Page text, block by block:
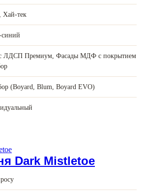
Хай-тек
ЛДСП Премиум, Фасады МДФ с покрытием
(Boyard, Blum, Boyard EVO)
Dark Mistletoe